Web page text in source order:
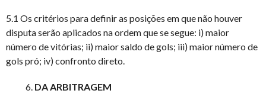
5.1 Os critérios para definir as posições em que não houver
disputa serão aplicados na ordem que se segue: i) maior
número de vitórias; ii) maior saldo de gols; iii) maior número de
gols pró; iv) confronto direto.
DA ARBITRAGEM